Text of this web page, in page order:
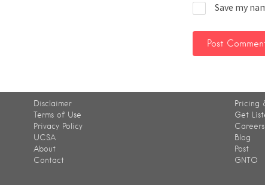
Save my
Disclaimer
Terms of Use
Privacy Policy
UCSA
About
Contact
Pricing
Get
Careers
Blog
Post
GNTO